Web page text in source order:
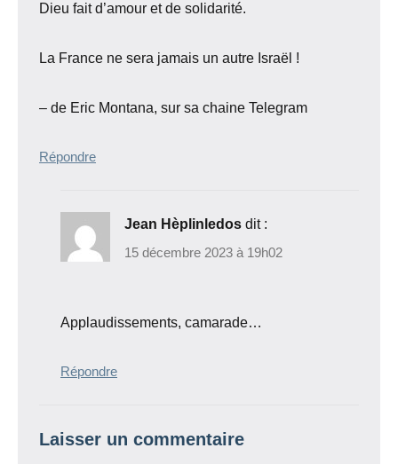
Dieu fait d’amour et de solidarité.
La France ne sera jamais un autre Israël !
– de Eric Montana, sur sa chaine Telegram
Répondre
Jean Hèplinledos dit :
15 décembre 2023 à 19h02
Applaudissements, camarade…
Répondre
Laisser un commentaire